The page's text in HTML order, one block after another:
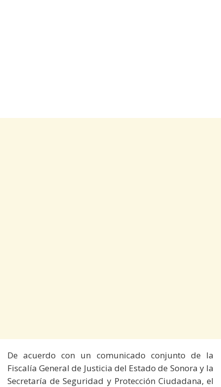
De acuerdo con un comunicado conjunto de la
Fiscalía General de Justicia del Estado de Sonora y la
Secretaría de Seguridad y Protección Ciudadana, el